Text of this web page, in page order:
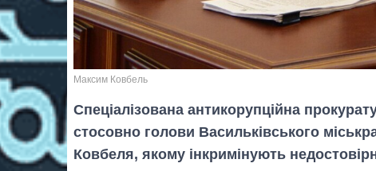
Максим Ковбель
Спеціалізована антикорупційна
стосовно голови Васильківського
Ковбеля, якому інкримінують